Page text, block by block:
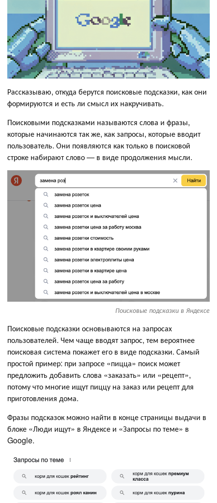
Рассказываю, откуда берутся поисковые подсказки, как они
формируются и есть ли смысл их накручивать.
Поисковыми подсказками называются слова и фразы,
которые начинаются так же, как запросы, которые вводит
пользователь. Они появляются как только в поисковой
строке набирают слово — в виде продолжения мысли.
Поисковые подсказки в Яндексе
Поисковые подсказки основываются на запросах
пользователей. Чем чаще вводят запрос, тем вероятнее
поисковая система покажет его в виде подсказки. Самый
простой пример: при запросе «пицца» поиск может
предложить добавить слова «заказать» или «рецепт»,
потому что многие ищут пиццу на заказ или рецепт для
приготовления дома.
Фразы подсказок можно найти в конце страницы выдачи в
блоке «Люди ищут» в Яндексе и «Запросы по теме» в
Google.